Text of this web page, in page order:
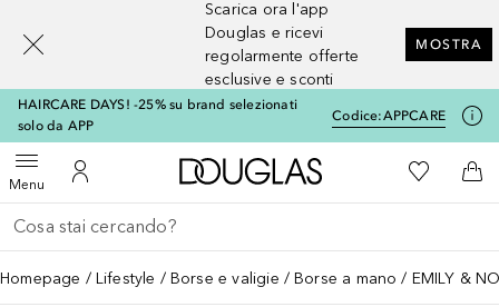
Scarica ora l'app
Douglas e ricevi
regolarmente offerte
esclusive e sconti
MOSTRA
HAIRCARE DAYS! -25% su brand selezionati
solo da APP
Codice:APPCARE
MenuApri menuAl Mio Account
A Douglas HomeAlla Mia
Al
Torna indietro
Esegui ricerca
Homepage Lifestyle Borse e valigie Borse a mano EMILY &
[navigation.slideout.screenreader]